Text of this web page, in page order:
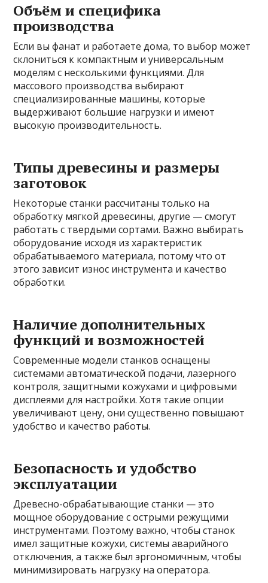
Объём и специфика
производства
Если вы фанат и работаете дома, то выбор может
склониться к компактным и универсальным
моделям с несколькими функциями. Для
массового производства выбирают
специализированные машины, которые
выдерживают большие нагрузки и имеют
высокую производительность.
Типы древесины и размеры
заготовок
Некоторые станки рассчитаны только на
обработку мягкой древесины, другие — смогут
работать с твердыми сортами. Важно выбирать
оборудование исходя из характеристик
обрабатываемого материала, потому что от
этого зависит износ инструмента и качество
обработки.
Наличие дополнительных
функций и возможностей
Современные модели станков оснащены
системами автоматической подачи, лазерного
контроля, защитными кожухами и цифровыми
дисплеями для настройки. Хотя такие опции
увеличивают цену, они существенно повышают
удобство и качество работы.
Безопасность и удобство
эксплуатации
Древесно-обрабатывающие станки — это
мощное оборудование с острыми режущими
инструментами. Поэтому важно, чтобы станок
имел защитные кожухи, системы аварийного
отключения, а также был эргономичным, чтобы
минимизировать нагрузку на оператора.